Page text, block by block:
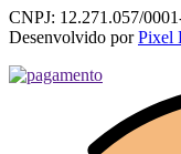
CNPJ: 12.271.057/
Desenvolvido porPixel